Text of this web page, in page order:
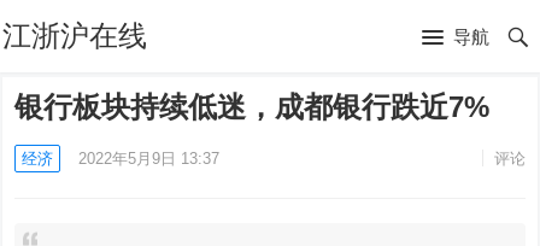
江浙沪在线 导航
银行板块持续低迷，成都银行跌近7%
经济 2022年5月9日 13:37 评论